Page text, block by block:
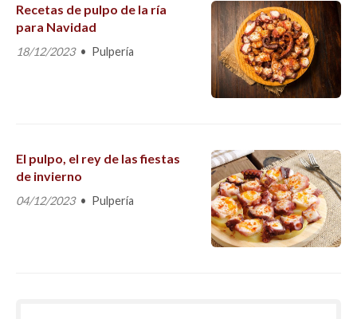
Recetas de pulpo de la ría
para Navidad
18/12/2023 Pulpería
El pulpo, el rey de las fiestas
de invierno
04/12/2023 Pulpería